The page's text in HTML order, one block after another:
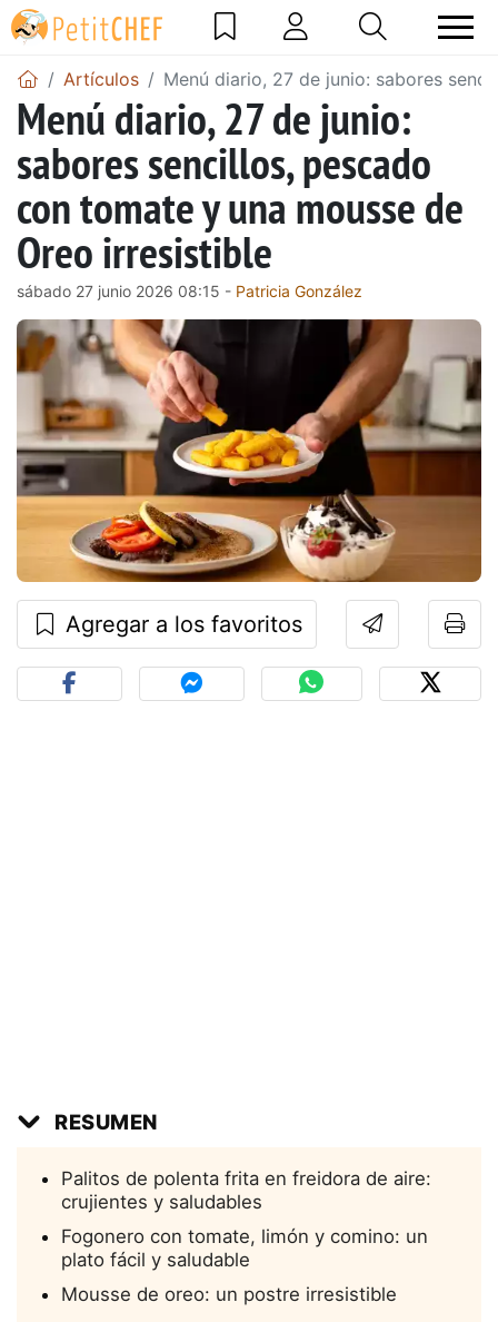
Artículos Menú diario, 27 de junio: sabores
Menú diario, 27 de junio:
sabores sencillos, pescado
con tomate y una mousse de
Oreo irresistible
sábado 27 junio 2026 08:15 - Patricia González
Agregar a los favoritos
RESUMEN
Palitos de polenta frita en freidora de aire:
crujientes y saludables
Fogonero con tomate, limón y comino: un
plato fácil y saludable
Mousse de oreo: un postre irresistible